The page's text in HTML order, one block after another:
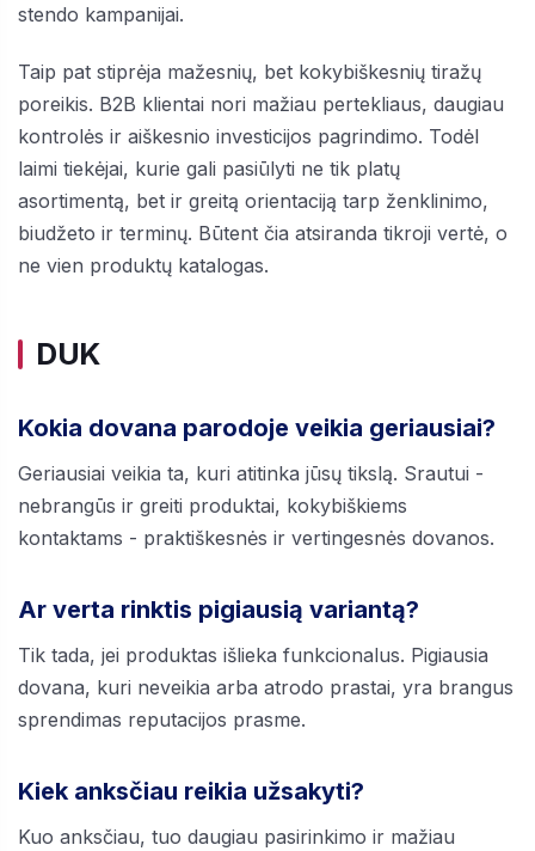
stendo kampanijai.
Taip pat stiprėja mažesnių, bet kokybiškesnių tiražų
poreikis. B2B klientai nori mažiau pertekliaus, daugiau
kontrolės ir aiškesnio investicijos pagrindimo. Todėl
laimi tiekėjai, kurie gali pasiūlyti ne tik platų
asortimentą, bet ir greitą orientaciją tarp ženklinimo,
biudžeto ir terminų. Būtent čia atsiranda tikroji vertė, o
ne vien produktų katalogas.
DUK
Kokia dovana parodoje veikia geriausiai?
Geriausiai veikia ta, kuri atitinka jūsų tikslą. Srautui -
nebrangūs ir greiti produktai, kokybiškiems
kontaktams - praktiškesnės ir vertingesnės dovanos.
Ar verta rinktis pigiausią variantą?
Tik tada, jei produktas išlieka funkcionalus. Pigiausia
dovana, kuri neveikia arba atrodo prastai, yra brangus
sprendimas reputacijos prasme.
Kiek anksčiau reikia užsakyti?
Kuo anksčiau, tuo daugiau pasirinkimo ir mažiau